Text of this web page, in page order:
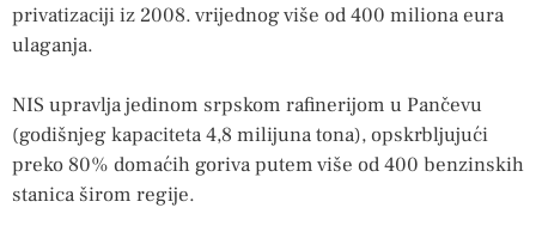
privatizaciji iz 2008. vrijednog više od 400 miliona eura
ulaganja.
NIS upravlja jedinom srpskom rafinerijom u Pančevu
(godišnjeg kapaciteta 4,8 milijuna tona), opskrbljujući
preko 80% domaćih goriva putem više od 400 benzinskih
stanica širom regije.